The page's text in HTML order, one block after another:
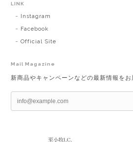
LINK
Instagram
Facebook
Official Site
Mail Magazine
新商品やキャンペーンなどの最新情報をお